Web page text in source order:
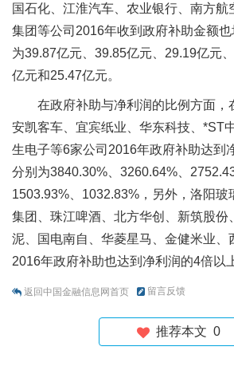
国石化、江淮汽车、农业银行、南方航
集团等公司2016年收到政府补助金额也
为39.87亿元、39.85亿元、29.19亿元
亿元和25.47亿元。
在政府补助与净利润的比例方面，
安凯客车、宜宾纸业、华东科技、*ST
生电子等6家公司2016年政府补助达到
分别为3840.30%、3260.64%、
1503.93%、1032.83%，另外，洛阳玻
集团、珠江啤酒、北方华创、新筑股份
泥、国电南自、华菱星马、金健米业、
2016年政府补助也达到净利润的4倍以
返回中国金融信息网首页 留言反馈
推荐本文 0